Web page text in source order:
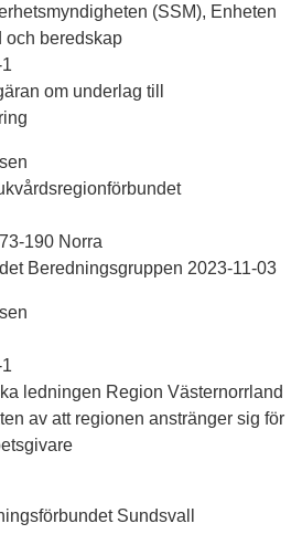
(SSM), Enheten
och beredskap
om underlag till
190 Norra
Beredningsgruppen 2023-11-03
ledningen Region Västernorrland
av att regionen anstränger sig för
Sundsvall